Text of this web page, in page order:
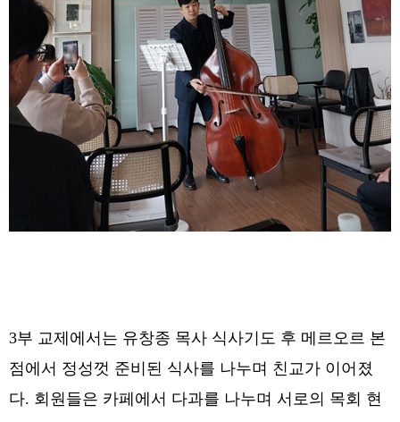
3부 교제에서는 유창종 목사 식사기도 후 메르오르 본
점에서 정성껏 준비된 식사를 나누며 친교가 이어졌
다. 회원들은 카페에서 다과를 나누며 서로의 목회 현